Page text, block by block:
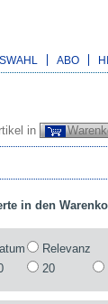
ABO
in
Relevanz
20